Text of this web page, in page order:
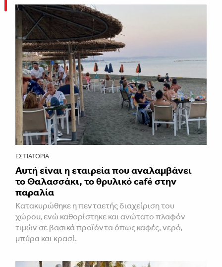
ΕΣΤΙΑΤΌΡΙΑ
Αυτή είναι η εταιρεία που αναλαμβάνει
το Θαλασσάκι, το θρυλικό café στην
παραλία
Κατακυρώθηκε η πενταετής διαχείριση του
χώρου, ενώ καθορίστηκε και ανώτατο πλαφόν
τιμών σε βασικά προϊόντα όπως καφές, νερό,
μπύρα και κρασί.